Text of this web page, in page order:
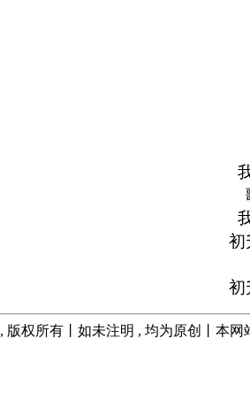
初
初
, 版权所有丨如未注明 , 均为原创丨本